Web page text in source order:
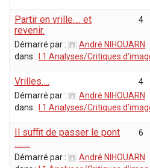
Partir en vrille…. et
revenir.
Démarré par :
André NIHOUARN
dans :
I.1 Analyses/Critiques
4
Vrilles….
Démarré par :
André NIHOUARN
dans :
I.1 Analyses/Critiques
4
Il suffit de passer le pont
……..
Démarré par :
André NIHOUARN
6